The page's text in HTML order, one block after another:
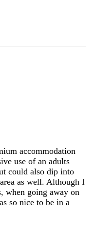
accommodation
use of an adults
could also dip into
as well. Although I
when going away on
so nice to be in a